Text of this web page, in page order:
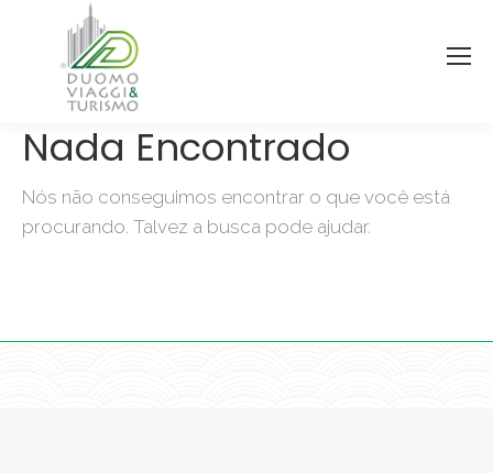
Nada Encontrado
Nós não conseguimos encontrar o que você está
procurando. Talvez a busca pode ajudar.